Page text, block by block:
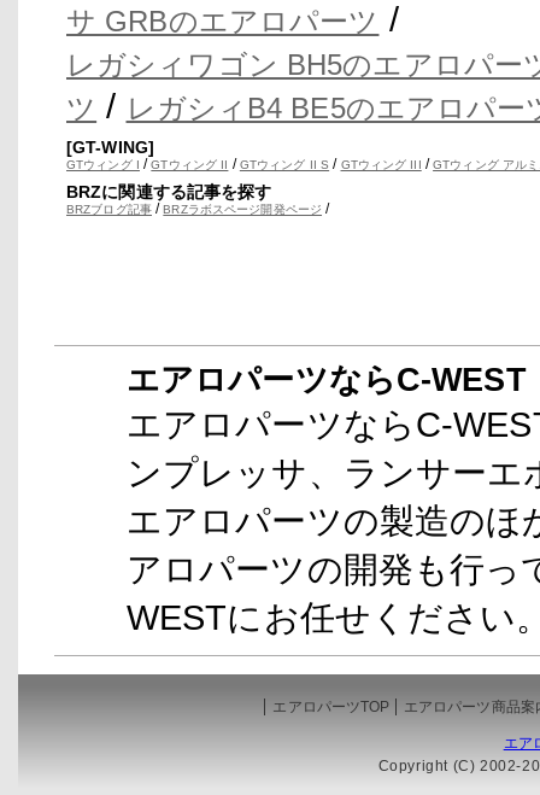
サ GRBのエアロパーツ /
レガシィワゴン BH5のエアロパー
ツ / レガシィB4 BE5のエアロパー
[GT-WING]
GTウィング I /GTウィング II /GTウィング II S / GTウィング III /GTウィング アル
BRZに関連する記事を探す
BRZブログ記事/BRZラボスページ開発ページ /
エアロパーツならC-WEST
エアロパーツならC-
ンプレッサ、ランサー
エアロパーツの製造のほ
アロパーツの開発も行
WESTにお任せください
エアロパーツTOP エアロパーツ商品案
エア
Copyright (C) 2002-